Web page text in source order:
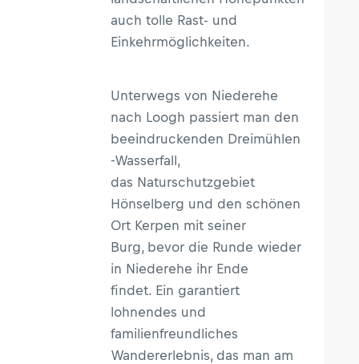
auch tolle Rast- und
Einkehrmöglichkeiten.
Unterwegs von Niederehe
nach Loogh passiert man den
beeindruckenden Dreimühlen
-Wasserfall,
das Naturschutzgebiet
Hönselberg und den schönen
Ort Kerpen mit seiner
Burg, bevor die Runde wieder
in Niederehe ihr Ende
findet. Ein garantiert
lohnendes und
familienfreundliches
Wandererlebnis, das man am